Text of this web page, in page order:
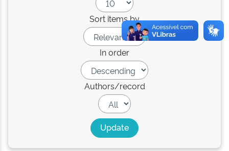
Sort items by
In order
Authors/record